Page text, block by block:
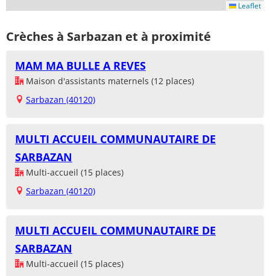
Leaflet
Crèches à Sarbazan et à proximité
MAM MA BULLE A REVES
Maison d'assistants maternels (12 places)
Sarbazan (40120)
MULTI ACCUEIL COMMUNAUTAIRE DE
SARBAZAN
Multi-accueil (15 places)
Sarbazan (40120)
MULTI ACCUEIL COMMUNAUTAIRE DE
SARBAZAN
Multi-accueil (15 places)